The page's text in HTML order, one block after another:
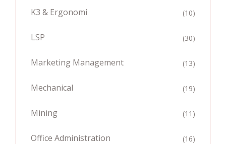
K3 & Ergonomi (10)
LSP (30)
Marketing Management (13)
Mechanical (19)
Mining (11)
Office Administration (16)